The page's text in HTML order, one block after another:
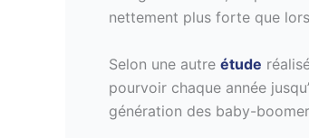
nettement plus forte que lors
Selon une autre étude
pourvoir chaque année
génération des baby-